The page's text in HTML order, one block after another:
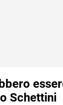
Schettini